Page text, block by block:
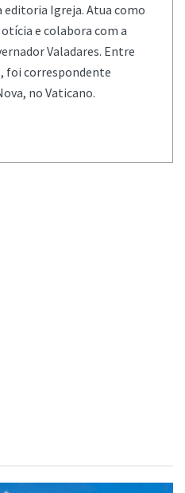
Igreja. Atua como
e colabora com a
Valadares. Entre
foi correspondente
no Vaticano.